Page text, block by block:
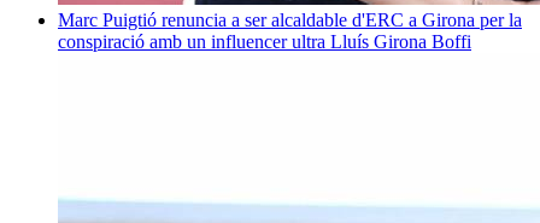
Marc Puigtió renuncia a ser alcaldable d'ERC a Girona per la
conspiració amb un influencer ultra Lluís Girona Boffi